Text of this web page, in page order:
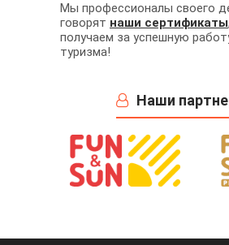
Мы профессионалы своего
говорят наши сертификаты
получаем за успешную
туризма!
Наши